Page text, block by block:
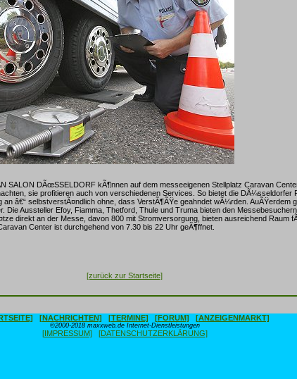
SALON DÃœSSELDORF kÃ¶nnen auf dem messeeigenen Stellplatz Caravan
sie profitieren auch von verschiedenen Services. So bietet die DÃ¼sseldorfer
â€“ selbstverstÃ¤ndlich ohne, dass VerstÃ¶ÃŸe geahndet wÃ¼rden. AuÃŸerdem
Die Aussteller Efoy, Fiamma, Thetford, Thule und Truma bieten den
direkt an der Messe, davon 800 mit Stromversorgung, bieten ausreichend Raum
Center ist durchgehend von 7.30 bis 22 Uhr geÃ¶ffnet.
[zurück zur Startseite]
[NACHRICHTEN] [TERMINE] [FORUM] [ANZEIGENMARKT]
©2000-2018 maxxweb.de Internet-Dienstleistungen
[IMPRESSUM] [DATENSCHUTZERKLÄRUNG]